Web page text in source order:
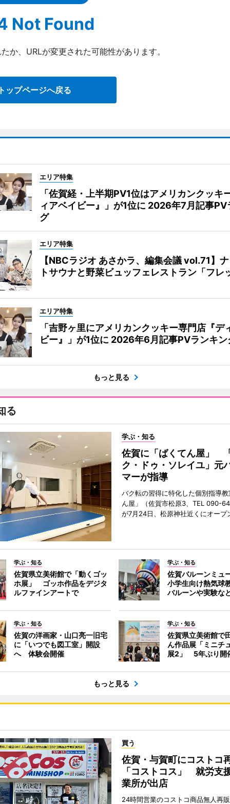
Not Found
か、URLが変更された可能性があります。
ップページへ戻る
エリア特集
「佐賀経・上半期PV1位はアメリカンクッキ
ィアベイビー』」が1位に 2026年7月記事PV
グ
エリア特集
【NBCラジオ あさかラ、編集会議 vol.71】
トサウナと野菜ビュッフェレストラン「フレ
エリア特集
「吉野ヶ里にアメリカンクッキー専門店『デ
ビー』」が1位に 2026年6月記事PVランキン
もっと見る
る
学ぶ・知る
佐賀に「ばくてん屋」
ク・ドゥ・ソレイユ」元
マーが指導
バク転の習得に特化した個別指導
ん屋」（佐賀市松原3、TEL 090-
が7月24日、松原神社近くにオープ
学ぶ・知る
佐賀県立美術館で「動くゴッ
ホ展」 ゴッホ作品をデジタ
ルファインアートで
学ぶ・知る
佐賀バルーンミュ
小学生向け熱気
バルーンや実験な
学ぶ・知る
佐賀の洋画家・山口亮一旧宅
に「いつでも図工室」開設
へ 体験会開催
学ぶ・知る
佐賀県立美術館で
ん作品展「ミニチ
展2」 5年ぶり開
もっと見る
買う
佐賀・与賀町にコストコ
「コストコス」 就労支
業所が出店
24時間営業のコストコ商品無人再